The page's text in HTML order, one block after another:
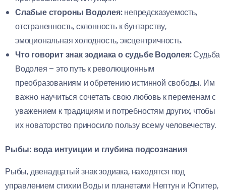
Слабые стороны Водолея:непредсказуемость,
отстраненность, склонность к бунтарству,
эмоциональная холодность, эксцентричность.
Что говорит знак зодиака о судьбе Водолея:Судьба
Водолея – это путь к революционным
преобразованиям и обретению истинной свободы. Им
важно научиться сочетать свою любовь к переменам с
уважением к традициям и потребностям других, чтобы
их новаторство приносило пользу всему человечеству.
Рыбы: вода интуиции и глубина подсознания
Рыбы, двенадцатый знак зодиака, находятся под
управлением стихии Воды и планетами Нептун и Юпитер,